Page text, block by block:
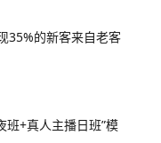
35%的新客来自老客
+真人主播日班”模